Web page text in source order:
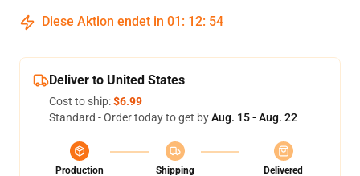
Diese Aktion endet in 01 : 12: 54
Deliver to United States
Cost to ship:$6.99
Standard - Order today to get byAug. 15 - Aug. 22
Production
Shipping
Delivered